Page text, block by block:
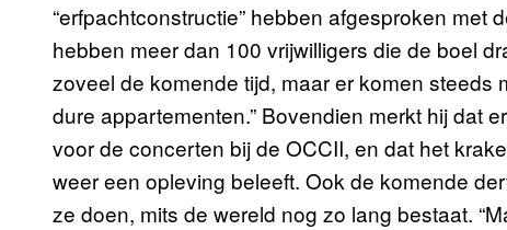
“erfpachtconstructie” hebben afgesproken met
hebben meer dan 100 vrijwilligers die de boel
zoveel de komende tijd, maar er komen
dure appartementen.” Bovendien merkt hij dat
voor de concerten bij de OCCII, en dat het
weer een opleving beleeft. Ook de komende
ze doen, mits de wereld nog zo lang bestaat.